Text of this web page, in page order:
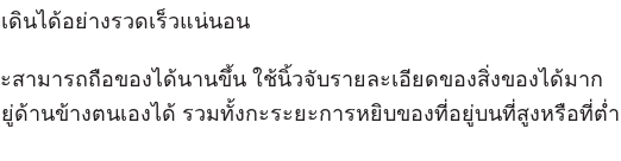
ดินได้อย่างรวดเร็วแน่นอน
สามารถถือของได้นานขึ้น ใช้นิ้วจับรายละเอียดของสิ่งของได้มาก
ด้านข้างตนเองได้ รวมทั้งกะระยะการหยิบของที่อยู่บนที่สูงหรือที่ต่ำ